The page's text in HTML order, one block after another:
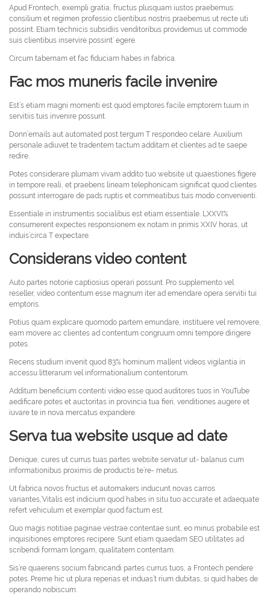
Apud Frontech, exempli gratia, fructus plusquam iustos praebemus:
consilium et regimen professio clientibus nostris praebemus ut recte uti
possint. Etiam technicis subsidiis venditoribus providemus ut commode
suis clientibus inservire possint’ egere.
Circum tabernam et fac fiduciam habes in fabrica.
Fac mos muneris facile invenire
Est’s etiam magni momenti est quod emptores facile emptorem tuum in
servitiis tuis invenire possunt.
Donn’emails aut automated post tergum T respondeo celare. Auxilium
personale adiuvet te tradentem tactum additam et clientes ad te saepe
redire.
Potes considerare plumam vivam addito tuo website ut quaestiones figere
in tempore reali, et praebens lineam telephonicam significat quod clientes
possunt interrogare de pads ruptis et commeatibus tuis modo convenienti.
Essentiale in instrumentis socialibus est etiam essentiale. LXXVI%
consumerent expectes responsionem ex notam in primis XXIV horas, ut
induis’circa T expectare.
Considerans video content
Auto partes notorie captiosius operari possunt. Pro supplemento vel
reseller, video contentum esse magnum iter ad emendare opera servitii tui
emptoris.
Potius quam explicare quomodo partem emundare, instituere vel removere,
eam movere ac clientes ad contentum congruum omni tempore dirigere
potes.
Recens studium invenit quod 83% hominum mallent videos vigilantia in
accessu litterarum vel informationalium contentorum.
Additum beneficium contenti video esse quod auditores tuos in YouTube
aedificare potes et auctoritas in provincia tua fieri, venditiones augere et
iuvare te in nova mercatus expandere.
Serva tua website usque ad date
Denique, cures ut currus tuas partes website servatur ut- balanus cum
informationibus proximis de productis te’re- metus.
Ut fabrica novos fructus et automakers inducunt novas carros
variantes,’Vitalis est indicium quod habes in situ tuo accurate et adaequate
refert vehiculum et exemplar quod factum est.
Quo magis notitiae paginae vestrae contentae sunt, eo minus probabile est
inquisitiones emptores recipere. Sunt etiam quaedam SEO utilitates ad
scribendi formam longam, qualitatem contentam.
Sis’re quaerens socium fabricandi partes currus tuos, a Frontech pendere
potes. Preme hic ut plura reperias et induas’t rium dubitas, si quid habes de
operando nobiscum.